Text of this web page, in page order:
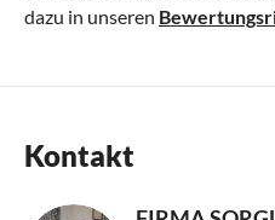
dazu in unseren
Kontakt